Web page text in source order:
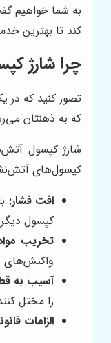
به شما خواهیم
کند تا بهترین
چرا شارژ
تصور کنید که در
که به ذهنتان
شارژ کپسول
کپسول‌های
افت فشار:
کپسول
تخریب
واکنش‌های
آسیب به
را مختل
الزامات